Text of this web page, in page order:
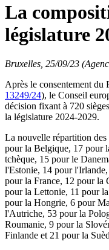
La
législature
Bruxelles, 25/09/23
Après le consentement du
13249/24), le Conseil
décision fixant à 720
la législature 2024-2029.
La nouvelle répartition des
pour la Belgique, 17 pour
tchèque, 15 pour le
l'Estonie, 14 pour
pour la France, 12 pour la
pour la Lettonie, 11 pour
pour la Hongrie, 6 pour
l'Autriche, 53 pour la
Roumanie, 9 pour la
Finlande et 21 pour la